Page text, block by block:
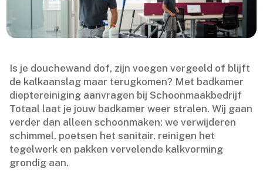
Is je douchewand dof, zijn voegen vergeeld of blijft
de kalkaanslag maar terugkomen? Met badkamer
dieptereiniging aanvragen bij Schoonmaakbedrijf
Totaal laat je jouw badkamer weer stralen.​ Wij gaan
verder dan alleen schoonmaken: we verwijderen
schimmel, poetsen het sanitair, reinigen het
tegelwerk en pakken vervelende kalkvorming
grondig aan.​